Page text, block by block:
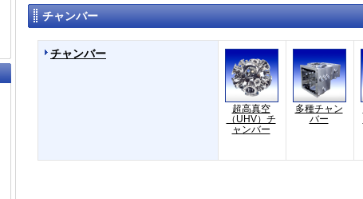
チャンバー
チャンバー
超高真空
（UHV）チ
ャンバー
多種チャン
バー